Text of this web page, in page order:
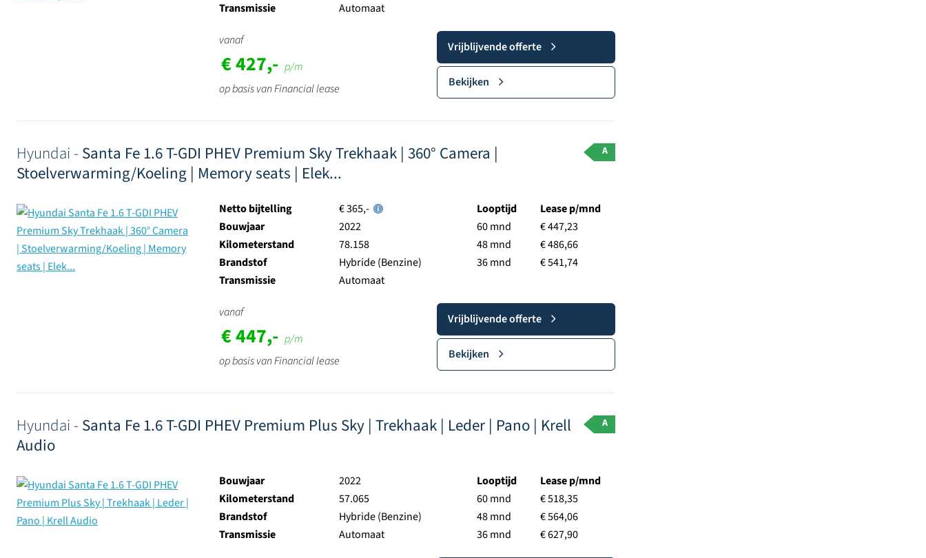
Transmissie
Automaat
vanaf
€ 427,- p/m
op basis van Financial lease
Vrijblijvende offerte
Bekijken
Hyundai - Santa Fe 1.6 T-GDI PHEV Premium Sky Trekhaak | 360° Camera |
Stoelverwarming/Koeling | Memory seats | Elek...
A
Netto bijtelling
€ 365,-
Bouwjaar
2022
Kilometerstand
78.158
Brandstof
Hybride (Benzine)
Transmissie
Automaat
Looptijd
60 mnd
48 mnd
36 mnd
Lease p/mnd
€ 447,23
€ 486,66
€ 541,74
vanaf
€ 447,- p/m
op basis van Financial lease
Vrijblijvende offerte
Bekijken
Hyundai - Santa Fe 1.6 T-GDI PHEV Premium Plus Sky | Trekhaak | Leder | Pano | Krell
Audio
A
Bouwjaar
2022
Kilometerstand
57.065
Brandstof
Hybride (Benzine)
Transmissie
Automaat
Looptijd
60 mnd
48 mnd
36 mnd
Lease p/mnd
€ 518,35
€ 564,06
€ 627,90